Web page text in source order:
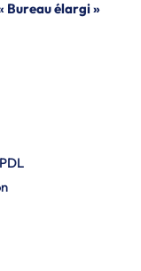
Bureau élargi »